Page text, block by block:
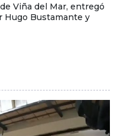
Viña del Mar, entregó
Hugo Bustamante y